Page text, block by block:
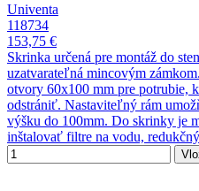
Univenta
118734
153,75 €
Skrinka určená pre montáž do
uzatvarateľná mincovým
otvory 60x100 mm pre potrubie,
odstrániť. Nastaviteľný rám
výšku do 100mm. Do skrinky je
inštalovať filtre na vodu,